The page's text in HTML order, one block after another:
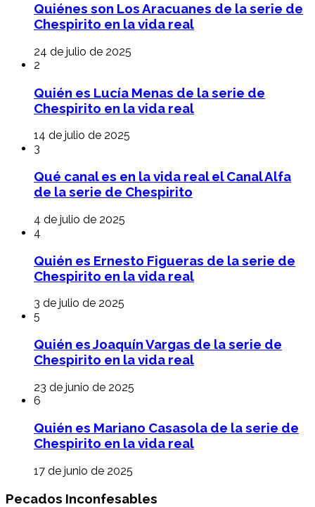
Quiénes son Los Aracuanes de la serie de
Chespirito en la vida real
24 de julio de 2025
2
Quién es Lucía Menas de la serie de
Chespirito en la vida real
14 de julio de 2025
3
Qué canal es en la vida real el Canal Alfa
de la serie de Chespirito
4 de julio de 2025
4
Quién es Ernesto Figueras de la serie de
Chespirito en la vida real
3 de julio de 2025
5
Quién es Joaquín Vargas de la serie de
Chespirito en la vida real
23 de junio de 2025
6
Quién es Mariano Casasola de la serie de
Chespirito en la vida real
17 de junio de 2025
Pecados Inconfesables